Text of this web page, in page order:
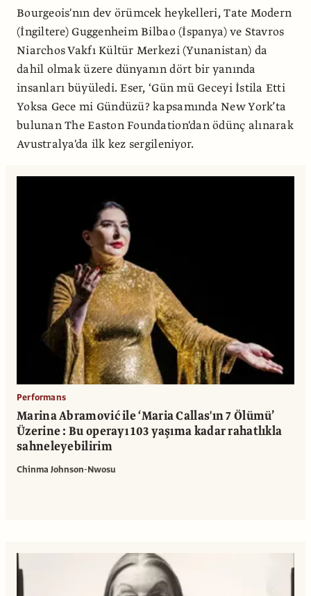
Bourgeois'nın dev örümcek heykelleri, Tate Modern
(İngiltere) Guggenheim Bilbao (İspanya) ve Stavros
Niarchos Vakfı Kültür Merkezi (Yunanistan) da
dahil olmak üzere dünyanın dört bir yanında
insanları büyüledi. Eser, ‘Gün mü Geceyi İstila Etti
Yoksa Gece mi Gündüzü? kapsamında New York’ta
bulunan The Easton Foundation'dan ödünç alınarak
Avustralya'da ilk kez sergileniyor.
Performans
Marina Abramović ile ‘Maria Callas'ın 7 Ölümü’
Üzerine : Bu operayı 103 yaşıma kadar rahatlıkla
sahneleyebilirim
Chinma Johnson-Nwosu